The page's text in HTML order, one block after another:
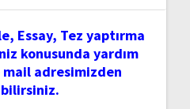
Essay, Tez yaptırma
konusunda yardım
adresimizden